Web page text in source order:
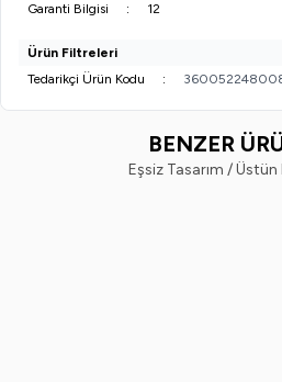
Garanti Bilgisi
: 12
Ürün Filtreleri
Tedarikçi Ürün Kodu
:
BENZER
Eşsiz Tasarım /